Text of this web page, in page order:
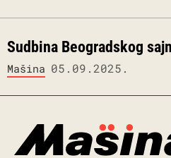
Sudbina Beogradskog
Mašina 05.09.2025.